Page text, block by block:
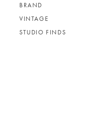
BRAND
VINTAGE
STUDIO FINDS